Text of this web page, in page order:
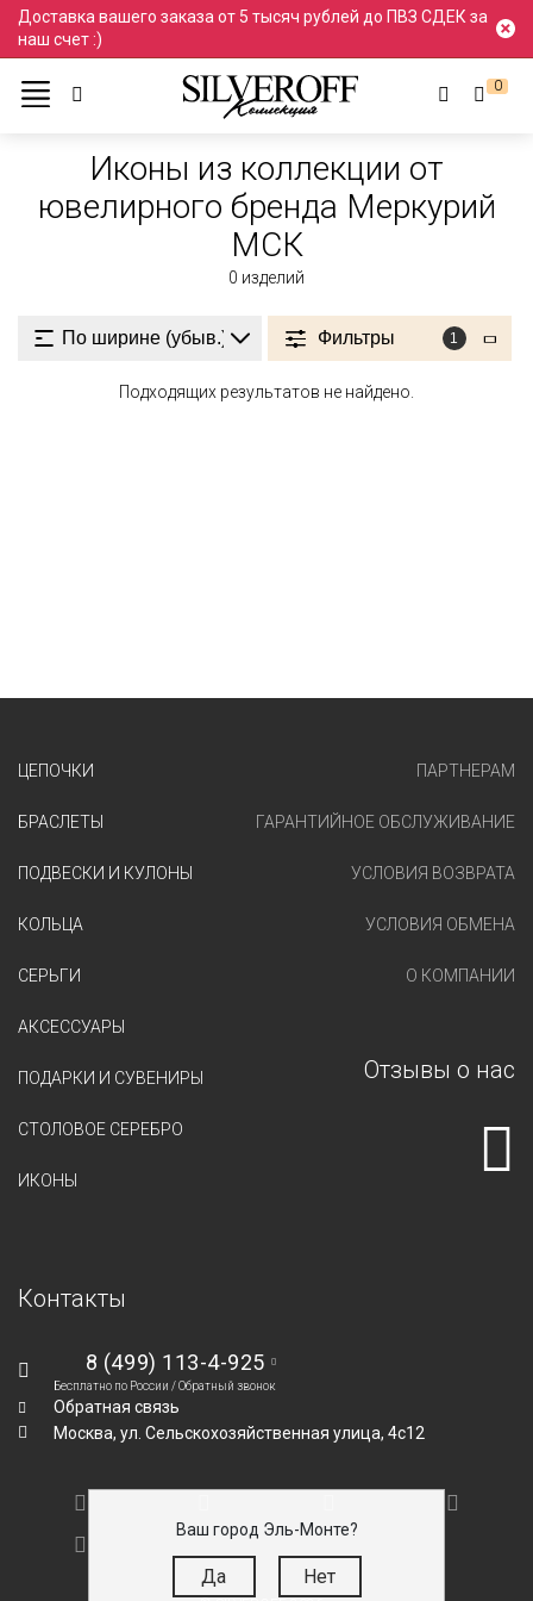
Доставка вашего заказа от 5 тысяч рублей до ПВЗ СДЕК за
наш счет :)
Ваш город Эль-Монте?
Да Нет
0
Ювелирные украшения
Иконы Коллекция <>
Иконы из коллекции от
ювелирного бренда Меркурий
МСК
0 изделий
Фильтры 1
Подходящих результатов не найдено.
ЦЕПОЧКИ
БРАСЛЕТЫ
ПОДВЕСКИ И КУЛОНЫ
КОЛЬЦА
СЕРЬГИ
АКСЕССУАРЫ
ПОДАРКИ И СУВЕНИРЫ
СТОЛОВОЕ СЕРЕБРО
ИКОНЫ
ПАРТНЕРАМ
ГАРАНТИЙНОЕ ОБСЛУЖИВАНИЕ
УСЛОВИЯ ВОЗВРАТА
УСЛОВИЯ ОБМЕНА
О КОМПАНИИ
Отзывы о нас
Контакты
8 (499) 113-4-925
Бесплатно по России /Обратный звонок
Обратная связь
Москва, ул. Сельскохозяйственная улица, 4с12